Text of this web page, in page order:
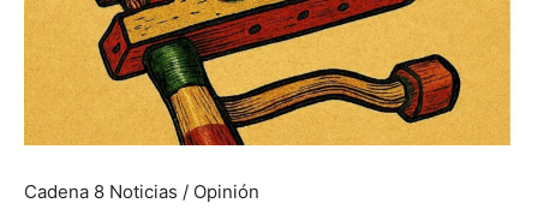
Cadena 8 Noticias / Opinión